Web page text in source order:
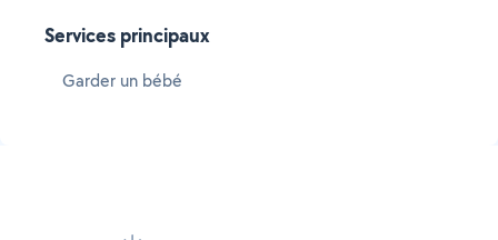
Services principaux
Garder un bébé